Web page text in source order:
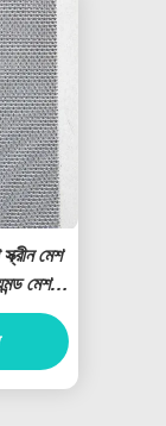
মেশ
মেশ
সরবরাহ